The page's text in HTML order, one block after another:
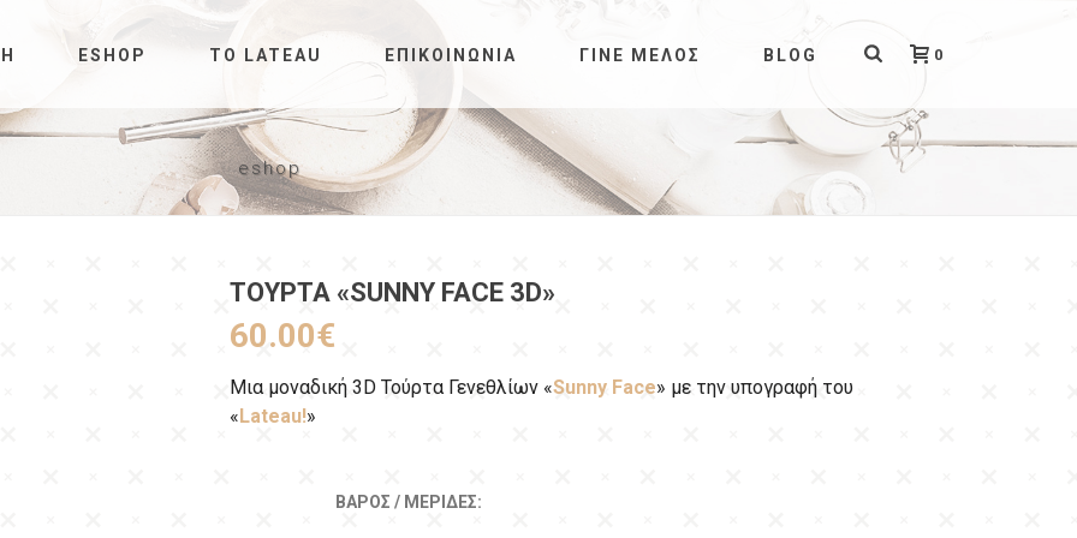
ESHOP ΤΟ LATEAU ΕΠΙΚΟΙΝΩΝΊΑ ΓΊΝΕ ΜΈΛΟΣ BLOG 0
eshop
ΤΟΎΡΤΑ «SUNNY FACE 3D»
60.00€
Μια μοναδική 3D Τούρτα Γενεθλίων «Sunny Face» με την υπογραφή του
«Lateau!»
ΒΆΡΟΣ / ΜΕΡΊΔΕΣ: